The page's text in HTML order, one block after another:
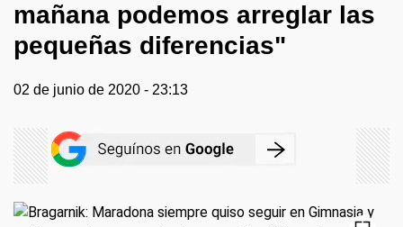
mañana podemos arreglar las
pequeñas diferencias"
02 de junio de 2020 - 23:13